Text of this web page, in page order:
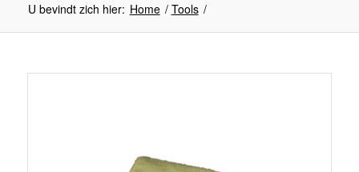
U bevindt zich hier: Home / Tools /